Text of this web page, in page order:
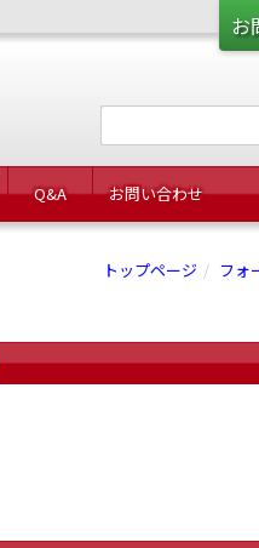
お
Q&A お問い合わせ
トップページ フォ